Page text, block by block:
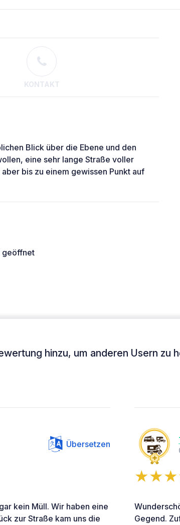
KONTAKT
Blick über die Ebene und den
eine sehr lange Straße voller
bis zu einem gewissen Punkt auf
geöffnet
hinzu, um anderen Usern zu
Übersetzen
kein Müll. Wir haben eine
zur Straße kam uns die
Gegend.